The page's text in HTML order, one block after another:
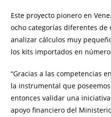
Este proyecto pionero en
ocho categorías diferentes de
analizar cálculos muy
los kits importados en
“Gracias a las competencias
la instrumental que
entonces validar una
apoyo financiero del